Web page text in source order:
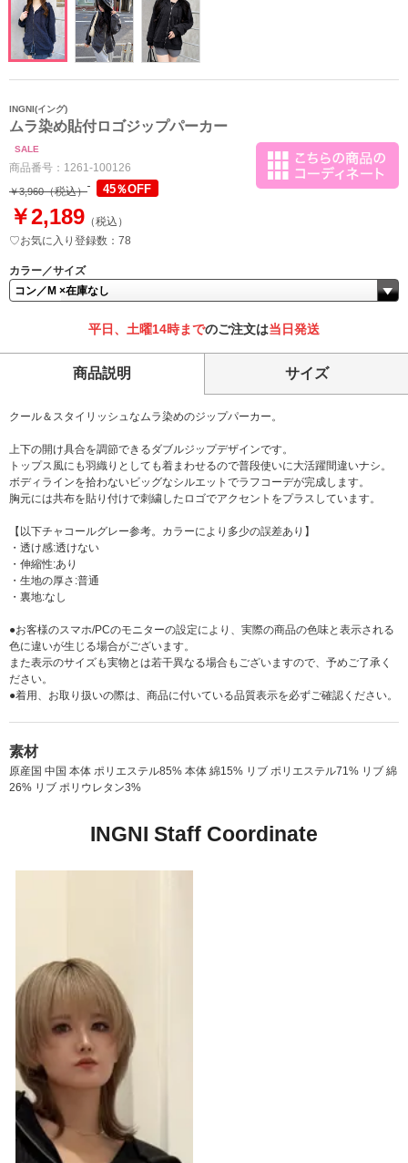
INGNI(イング)
ムラ染め貼付ロゴジップパーカー
SALE
商品番号： 1261-100126
￥3,960（税込） 45％OFF
￥2,189 （税込）
♡お気に入り登録数：78
カラー／サイズ
平日、土曜14時までのご注文は当日発送
商品説明 サイズ
クール＆スタイリッシュなムラ染めのジップパーカー。
上下の開け具合を調節できるダブルジップデザインです。
トップス風にも羽織りとしても着まわせるので普段使いに大活躍間違いナシ。
ボディラインを拾わないビッグなシルエットでラフコーデが完成します。
胸元には共布を貼り付けで刺繍したロゴでアクセントをプラスしています。
【以下チャコールグレー参考。カラーにより多少の誤差あり】
・透け感:透けない
・伸縮性:あり
・生地の厚さ:普通
・裏地:なし
●お客様のスマホ/PCのモニターの設定により、実際の商品の色味と表示される
色に違いが生じる場合がございます。
また表示のサイズも実物とは若干異なる場合もございますので、予めご了承く
ださい。
●着用、お取り扱いの際は、商品に付いている品質表示を必ずご確認ください。
素材
原産国 中国 本体 ポリエステル85% 本体 綿15% リブ ポリエステル71% リブ 綿
26% リブ ポリウレタン3%
INGNI Staff Coordinate